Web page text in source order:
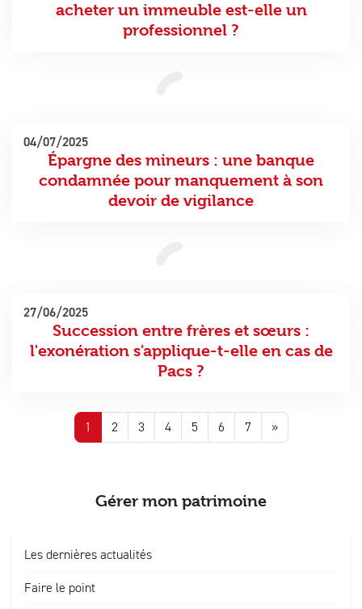
acheter un immeuble est-elle un
professionnel ?
Épargne des mineurs : une banque
condamnée pour manquement à son
devoir de vigilance
04/07/2025
Succession entre frères et sœurs :
l'exonération s'applique-t-elle en cas de
Pacs ?
27/06/2025
1 2 3 4 5 6 7 »
Gérer mon patrimoine
Les dernières actualités
Faire le point